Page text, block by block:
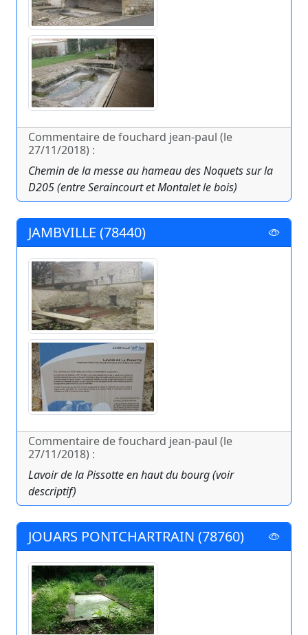
Commentaire de fouchard jean-paul (le
27/11/2018) :
Chemin de la messe au hameau des Noquets sur la
D205 (entre Seraincourt et Montalet le bois)
JAMBVILLE (78440)
Commentaire de fouchard jean-paul (le
27/11/2018) :
Lavoir de la Pissotte en haut du bourg (voir
descriptif)
JOUARS PONTCHARTRAIN (78760)